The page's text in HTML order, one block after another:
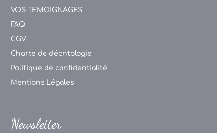
VOS TEMOIGNAGES
FAQ
CGV
Charte de déontologie
Politique de confidentialité
Mentions Légales
Newsletter